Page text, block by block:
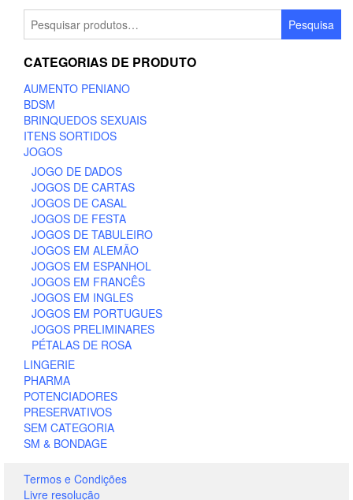
Pesquisar
por:
Pesquisa
CATEGORIAS DE PRODUTO
AUMENTO PENIANO
BDSM
BRINQUEDOS SEXUAIS
ITENS SORTIDOS
JOGOS
JOGO DE DADOS
JOGOS DE CARTAS
JOGOS DE CASAL
JOGOS DE FESTA
JOGOS DE TABULEIRO
JOGOS EM ALEMÃO
JOGOS EM ESPANHOL
JOGOS EM FRANCÊS
JOGOS EM INGLES
JOGOS EM PORTUGUES
JOGOS PRELIMINARES
PÉTALAS DE ROSA
LINGERIE
PHARMA
POTENCIADORES
PRESERVATIVOS
SEM CATEGORIA
SM & BONDAGE
Termos e Condições
Livre resolução